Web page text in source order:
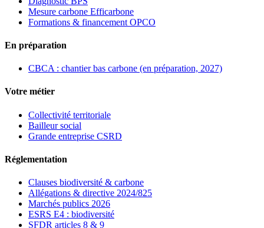
Mesure carbone Efficarbone
Formations & financement OPCO
En préparation
CBCA : chantier bas carbone (en préparation, 2027)
Votre métier
Collectivité territoriale
Bailleur social
Grande entreprise CSRD
Réglementation
Clauses biodiversité & carbone
Allégations & directive 2024/825
Marchés publics 2026
ESRS E4 : biodiversité
SFDR articles 8 & 9